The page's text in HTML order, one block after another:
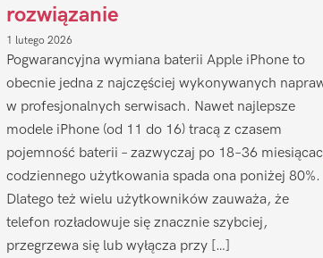
rozwiązanie
1 lutego 2026
Pogwarancyjna wymiana baterii Apple iPhone to
obecnie jedna z najczęściej wykonywanych
w profesjonalnych serwisach. Nawet najlepsze
modele iPhone (od 11 do 16) tracą z czasem
pojemność baterii – zazwyczaj po 18–36
codziennego użytkowania spada ona poniżej 80%.
Dlatego też wielu użytkowników zauważa, że
telefon rozładowuje się znacznie szybciej,
przegrzewa się lub wyłącza przy […]